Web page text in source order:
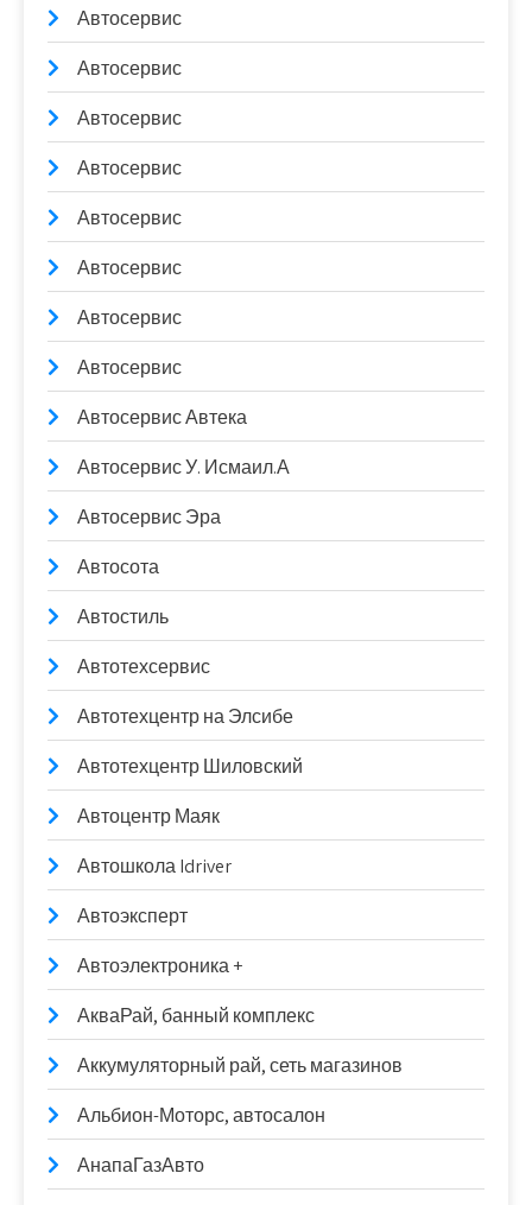
Автосервис
Автосервис
Автосервис
Автосервис
Автосервис
Автосервис
Автосервис
Автосервис
Автосервис Автека
Автосервис У. Исмаил.А
Автосервис Эра
Автосота
Автостиль
Автотехсервис
Автотехцентр на Элсибе
Автотехцентр Шиловский
Автоцентр Маяк
Автошкола Idriver
Автоэксперт
Автоэлектроника +
АкваРай, банный комплекс
Аккумуляторный рай, сеть магазинов
Альбион-Моторс, автосалон
АнапаГазАвто